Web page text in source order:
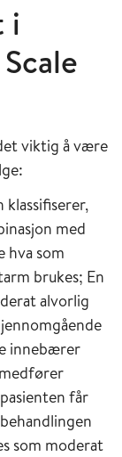
i
viktig å være
klassifiserer,
med
hva som
brukes; En
alvorlig
innebærer
får
som moderat